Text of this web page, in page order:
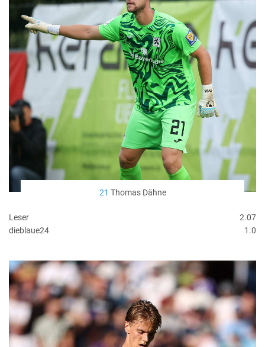
21 Thomas Dähne
Leser
2.07
dieblaue24
1.0